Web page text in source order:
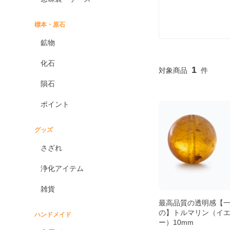
標本・原石
鉱物
化石
隕石
ポイント
グッズ
さざれ
浄化アイテム
雑貨
ハンドメイド
1
最高品質の透明感【
の】トルマリン（イ
ー）10mm